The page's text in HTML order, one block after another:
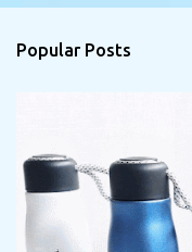
Popular Posts